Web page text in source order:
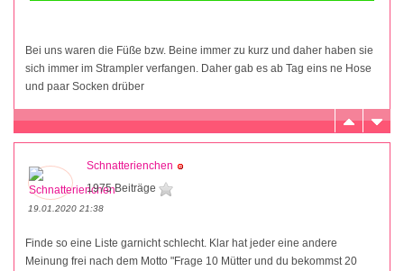
Bei uns waren die Füße bzw. Beine immer zu kurz und daher haben sie
sich immer im Strampler verfangen. Daher gab es ab Tag eins ne Hose
und paar Socken drüber
Schnatterienchen
1975 Beiträge
19.01.2020 21:38
Finde so eine Liste garnicht schlecht. Klar hat jeder eine andere
Meinung frei nach dem Motto "Frage 10 Mütter und du bekommst 20